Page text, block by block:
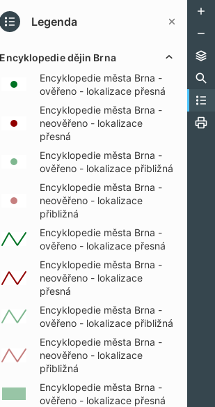
Legenda
Encyklopedie dějin Brna
Encyklopedie města Brna -
ověřeno - lokalizace přesná
Encyklopedie města Brna -
neověřeno - lokalizace
přesná
Encyklopedie města Brna -
ověřeno - lokalizace přibližná
Encyklopedie města Brna -
neověřeno - lokalizace
přibližná
Encyklopedie města Brna -
ověřeno - lokalizace přesná
Encyklopedie města Brna -
neověřeno - lokalizace
přesná
Encyklopedie města Brna -
ověřeno - lokalizace přibližná
Encyklopedie města Brna -
neověřeno - lokalizace
přibližná
Encyklopedie města Brna -
ověřeno - lokalizace přesná